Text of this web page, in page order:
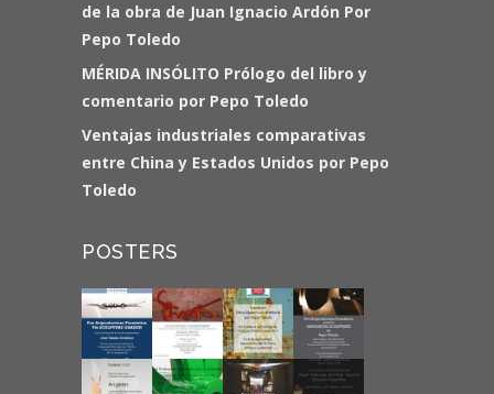
de la obra de Juan Ignacio Ardón Por
Pepo Toledo
MÉRIDA INSÓLITO Prólogo del libro y
comentario por Pepo Toledo
Ventajas industriales comparativas
entre China y Estados Unidos por Pepo
Toledo
POSTERS